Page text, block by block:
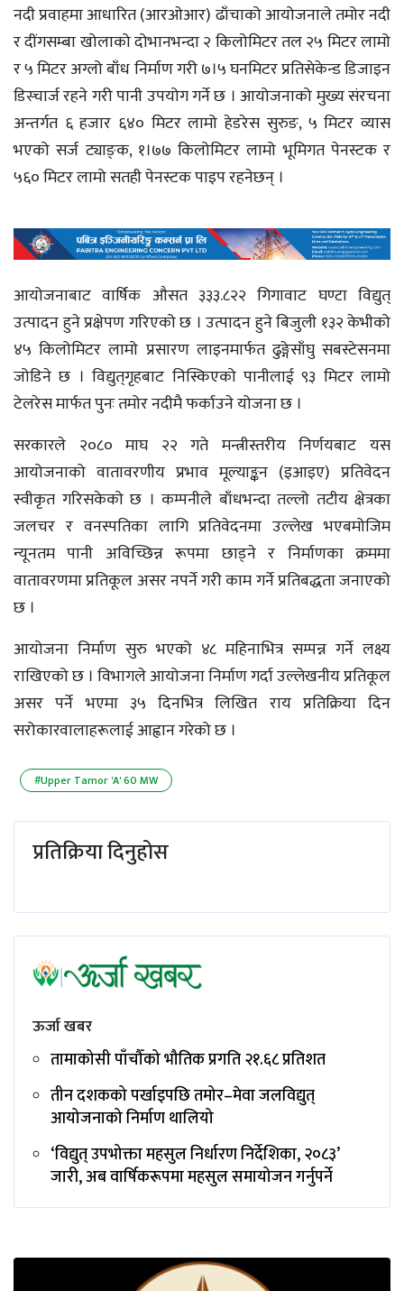
नदी प्रवाहमा आधारित (आरओआर) ढाँचाको आयोजनाले तमोर नदी
र दींगसम्बा खोलाको दोभानभन्दा २ किलोमिटर तल २५ मिटर लामो
र ५ मिटर अग्लो बाँध निर्माण गरी ७।५ घनमिटर प्रतिसेकेन्ड डिजाइन
डिस्चार्ज रहने गरी पानी उपयोग गर्ने छ । आयोजनाको मुख्य संरचना
अन्तर्गत ६ हजार ६४० मिटर लामो हेडरेस सुरुङ, ५ मिटर व्यास
भएको सर्ज ट्याङ्‌क, १।७७ किलोमिटर लामो भूमिगत पेनस्टक र
५६० मिटर लामो सतही पेनस्टक पाइप रहनेछन् ।
आयोजनाबाट वार्षिक औसत ३३३.८२२ गिगावाट घण्टा विद्युत्
उत्पादन हुने प्रक्षेपण गरिएको छ । उत्पादन हुने बिजुली १३२ केभीको
४५ किलोमिटर लामो प्रसारण लाइनमार्फत ढुङ्गेसाँघु सबस्टेसनमा
जोडिने छ । विद्युत्‌गृहबाट निस्किएको पानीलाई ९३ मिटर लामो
टेलरेस मार्फत पुनः तमोर नदीमै फर्काउने योजना छ ।
सरकारले २०८० माघ २२ गते मन्त्रीस्तरीय निर्णयबाट यस
आयोजनाको वातावरणीय प्रभाव मूल्याङ्कन (इआइए) प्रतिवेदन
स्वीकृत गरिसकेको छ । कम्पनीले बाँधभन्दा तल्लो तटीय क्षेत्रका
जलचर र वनस्पतिका लागि प्रतिवेदनमा उल्लेख भएबमोजिम
न्यूनतम पानी अविच्छिन्न रूपमा छाड्ने र निर्माणका क्रममा
वातावरणमा प्रतिकूल असर नपर्ने गरी काम गर्ने प्रतिबद्धता जनाएको
छ ।
आयोजना निर्माण सुरु भएको ४८ महिनाभित्र सम्पन्न गर्ने लक्ष्य
राखिएको छ । विभागले आयोजना निर्माण गर्दा उल्लेखनीय प्रतिकूल
असर पर्ने भएमा ३५ दिनभित्र लिखित राय प्रतिक्रिया दिन
सरोकारवालाहरूलाई आह्वान गरेको छ ।
#Upper Tamor 'A' 60 MW
प्रतिक्रिया दिनुहोस
ऊर्जा खबर
तामाकोसी पाँचौँको भौतिक प्रगति २१.६८ प्रतिशत
तीन दशकको पर्खाइपछि तमोर–मेवा जलविद्युत्
आयोजनाको निर्माण थालियो
‘विद्युत् उपभोक्ता महसुल निर्धारण निर्देशिका, २०८३’
जारी, अब वार्षिकरूपमा महसुल समायोजन गर्नुपर्ने